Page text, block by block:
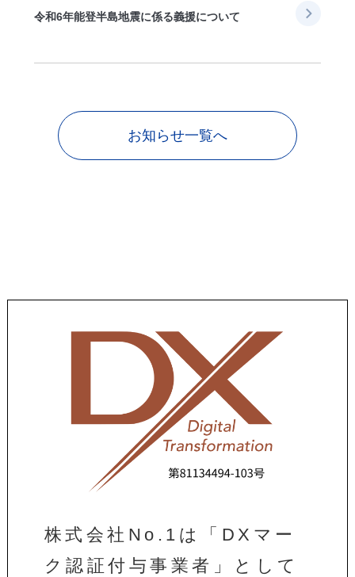
令和6年能登半島地震に係る義援について
お知らせ一覧へ
株式会社No.1は「DXマー
ク認証付与事業者」として